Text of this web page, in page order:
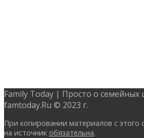
Family Today | Просто о семейных
famtoday.Ru © 2023 г.
При копировании материалов с этого
на источник обязательна.